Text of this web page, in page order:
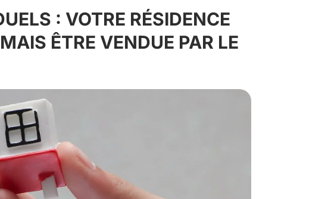
: VOTRE RÉSIDENCE
ÊTRE VENDUE PAR LE